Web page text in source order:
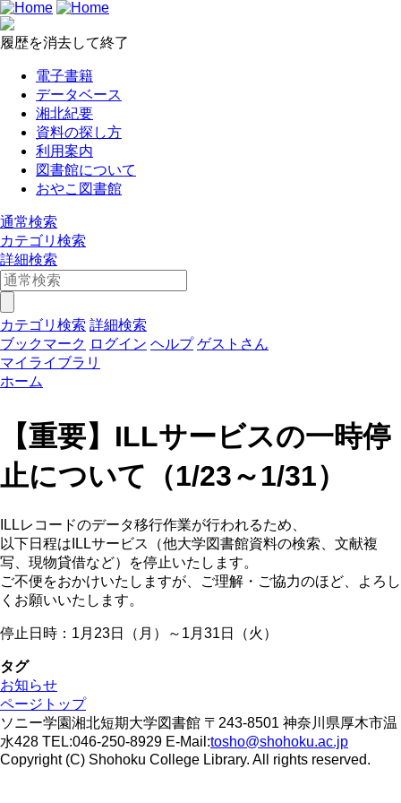
履歴を消去して終了
電子書籍
データベース
湘北紀要
資料の探し方
利用案内
図書館について
おやこ図書館
通常検索
カテゴリ検索
詳細検索
カテゴリ検索 詳細検索
ブックマーク ログイン ヘルプ ゲストさん
マイライブラリ
ホーム
【重要】ILLサービスの一時停
止について（1/23～1/31）
ILLレコードのデータ移行作業が行われるため、
以下日程はILLサービス（他大学図書館資料の検索、文献複
写、現物貸借など）を停止いたします。
ご不便をおかけいたしますが、ご理解・ご協力のほど、よろし
くお願いいたします。
停止日時：1月23日（月）～1月31日（火）
タグ
お知らせ
ページトップ
ソニー学園湘北短期大学図書館 〒243-8501 神奈川県厚木市温
水428 TEL:046-250-8929 E-Mail:tosho@shohoku.ac.jp
Copyright (C) Shohoku College Library. All rights reserved.